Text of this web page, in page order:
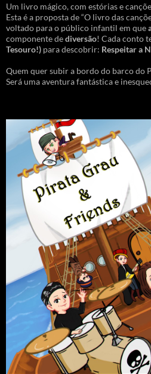
Um livro mágico, com estórias e
Esta é a proposta de “O livro das
voltado para o público infantil em que
componente dediversão! Cada conto
Tesouro!) para descobrir: Respeitar a
Quem quer subir a bordo do barco do
Será uma aventura fantástica e